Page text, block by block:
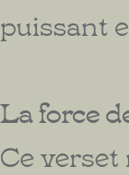
puissant
La force
Ce verset